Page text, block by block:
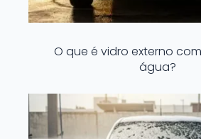
O que é vidro externo
água?